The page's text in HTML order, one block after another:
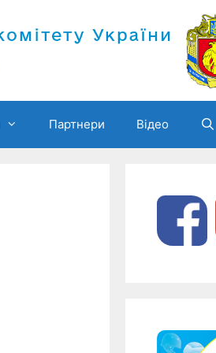
Партнери Відео